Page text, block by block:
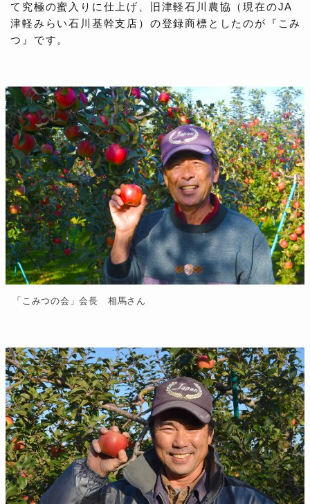
て究極の蜜入りに仕上げ、旧津軽石川農協（現在のJA
津軽みらい石川基幹支店）の登録商標としたのが『こみ
つ』です。
「こみつの会」会長 相馬さん